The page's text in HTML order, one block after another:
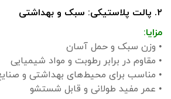
۲. پالت پلاستیکی: سبک و بهداشتی
مزایا:
• وزن سبک و حمل آسان
• مقاوم در برابر رطوبت و مواد شیمیایی
• مناسب برای محیط‌های بهداشتی و
• عمر مفید طولانی و قابل شستشو